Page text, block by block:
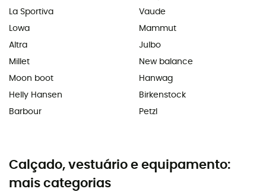
La Sportiva
Lowa
Altra
Millet
Moon boot
Helly Hansen
Barbour
Vaude
Mammut
Julbo
New balance
Hanwag
Birkenstock
Petzl
Calçado, vestuário e equipamento:
mais categorias